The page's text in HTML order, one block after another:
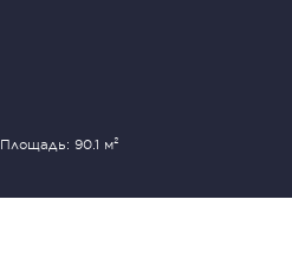
Площадь: 90.1 м²